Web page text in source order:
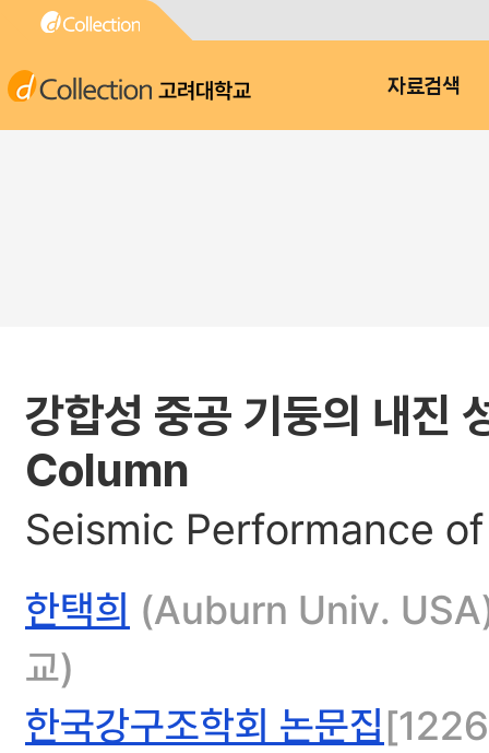
고려대학교 자료검색
강합성 중공 기둥의 내
Column
Seismic Performance
한택희 (Auburn Univ.
교)
한국강구조학회 논문집